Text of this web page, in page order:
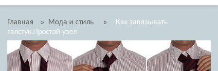
Главная » Мода и стиль »
Как завязывать
галстук.Простой узел